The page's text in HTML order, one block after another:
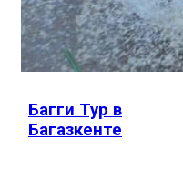
Багги Тур в
Багазкенте